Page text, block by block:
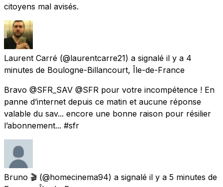
citoyens mal avisés.
Laurent Carré (@laurentcarre21) a signalé il y a 4
minutes de Boulogne-Billancourt, Île-de-France
Bravo @SFR_SAV @SFR pour votre incompétence ! En
panne d’internet depuis ce matin et aucune réponse
valable du sav... encore une bonne raison pour résilier
l’abonnement... #sfr
Bruno 🎬 (@homecinema94) a signalé il y a 5 minutes de